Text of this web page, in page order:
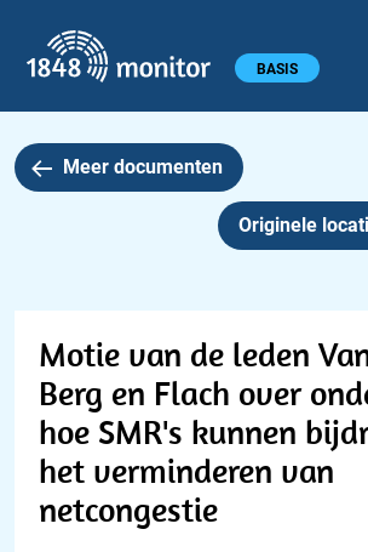
Hoofdmenu BASIS
Meer documenten
Originele
Motie van de leden
Berg en Flach over
hoe SMR's kunnen
het verminderen van
netcongestie